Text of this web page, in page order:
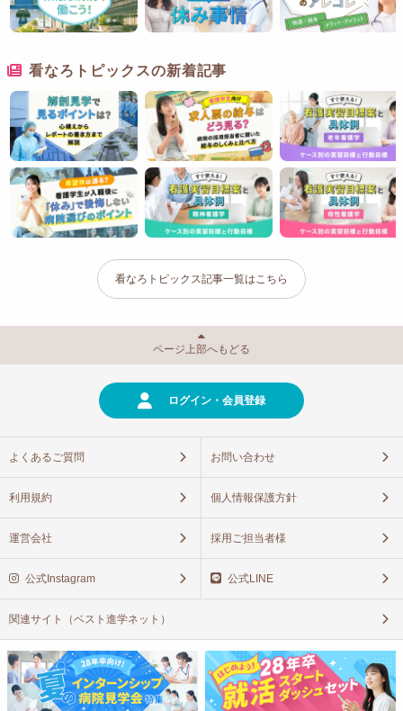
看なろトピックスの新着記事
看なろトピックス記事一覧はこちら
ページ上部へもどる
ログイン・会員登録
よくあるご質問 お問い合わせ
利用規約 個人情報保護方針
運営会社 採用ご担当者様
公式Instagram 公式LINE
関連サイト（ベスト進学ネット）